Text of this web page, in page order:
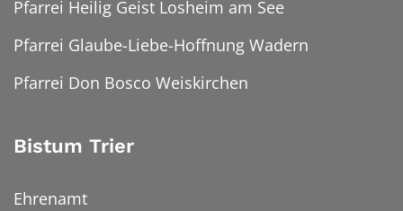
Pfarrei Heilig Geist Losheim am See
Pfarrei Glaube-Liebe-Hoffnung Wadern
Pfarrei Don Bosco Weiskirchen
Bistum Trier
Ehrenamt